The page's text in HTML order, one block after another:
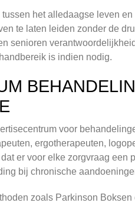
het alledaagse leven
te laten leiden zonder de
senioren
is indien nodig.
voor
ergotherapeuten,
er voor elke zorgvraag een
bij chronische
zoals Parkinson